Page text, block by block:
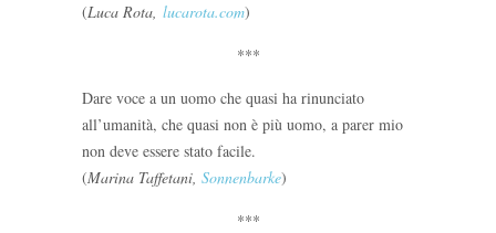
(Luca Rota, lucarota.com)
***
Dare voce a un uomo che quasi ha rinunciato
all’umanità, che quasi non è più uomo, a parer mio
non deve essere stato facile.
(Marina Taffetani, Sonnenbarke)
***